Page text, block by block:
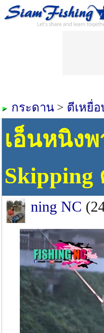
กระดาน > ตีเหยื่
เอ็นหนิง
Skipping
ning NC